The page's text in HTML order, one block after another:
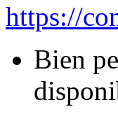
https://
Bien